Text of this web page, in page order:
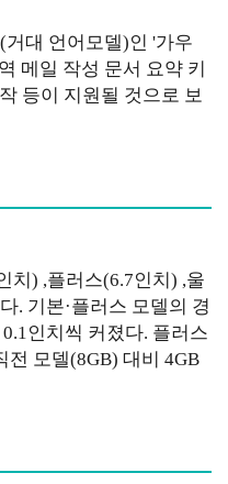
대 언어모델)인 '가우
메일 작성 문서 요약 키
등이 지원될 것으로 보
치) ,플러스(6.7인치) ,울
. 기본·플러스 모델의 경
인치씩 커졌다. 플러스
전 모델(8GB) 대비 4GB